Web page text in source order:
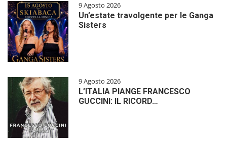
9 Agosto 2026
Un’estate travolgente per le Ganga
Sisters
9 Agosto 2026
L’ITALIA PIANGE FRANCESCO
GUCCINI: IL RICORD…